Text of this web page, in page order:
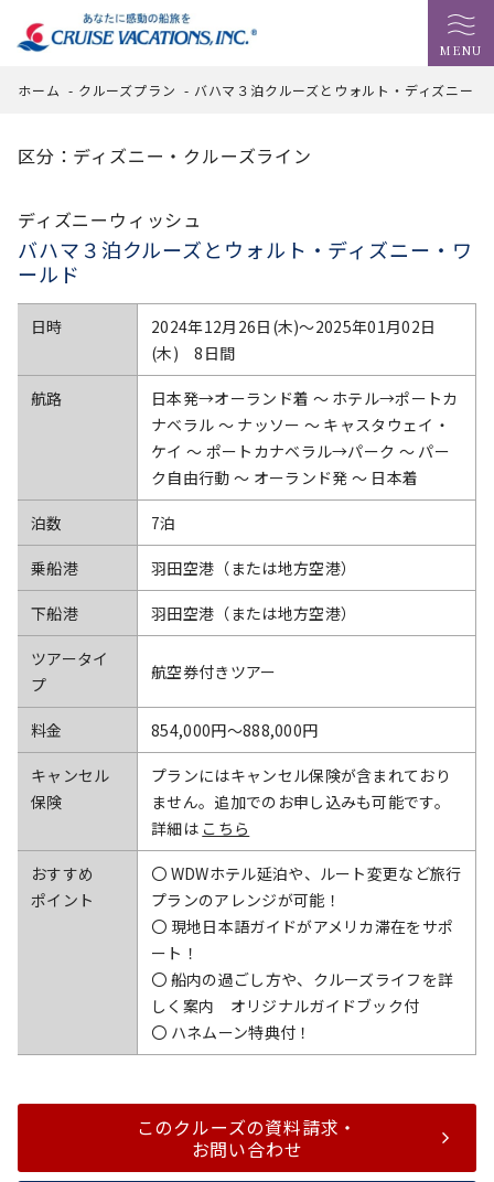
MENU
ホーム - クルーズプラン - バハマ３泊クルーズとウォルト・ディズニー・
区分：ディズニー・クルーズライン
ディズニーウィッシュ
バハマ３泊クルーズとウォルト・ディズニー・ワ
ールド
日時
2024年12月26日(木)〜2025年01月02日
(木) 8日間
航路
日本発→オーランド着 ～ ホテル→ポートカ
ナベラル ～ ナッソー ～ キャスタウェイ・
ケイ ～ ポートカナベラル→パーク ～ パー
ク自由行動 ～ オーランド発 ～ 日本着
泊数 7泊
乗船港 羽田空港（または地方空港）
下船港 羽田空港（または地方空港）
ツアータイ
プ
航空券付きツアー
料金 854,000円〜888,000円
キャンセル
保険
プランにはキャンセル保険が含まれており
ません。追加でのお申し込みも可能です。
詳細は こちら
おすすめ
ポイント
〇 WDWホテル延泊や、ルート変更など旅行
プランのアレンジが可能！
〇 現地日本語ガイドがアメリカ滞在をサポ
ート！
〇 船内の過ごし方や、クルーズライフを詳
しく案内 オリジナルガイドブック付
〇 ハネムーン特典付！
このクルーズの資料請求・
お問い合わせ